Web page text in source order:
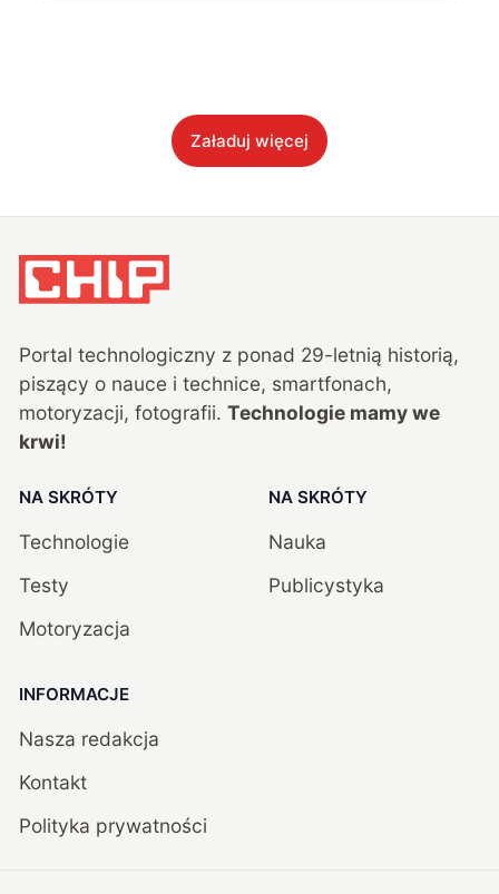
Załaduj więcej
Portal technologiczny z ponad 29-letnią historią,
piszący o nauce i technice, smartfonach,
motoryzacji, fotografii. Technologie mamy we
krwi!
NA SKRÓTY
Technologie
Testy
Motoryzacja
NA SKRÓTY
Nauka
Publicystyka
INFORMACJE
Nasza redakcja
Kontakt
Polityka prywatności